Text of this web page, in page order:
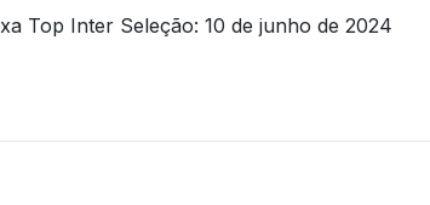
Top Inter Seleção: 10 de junho de 2024